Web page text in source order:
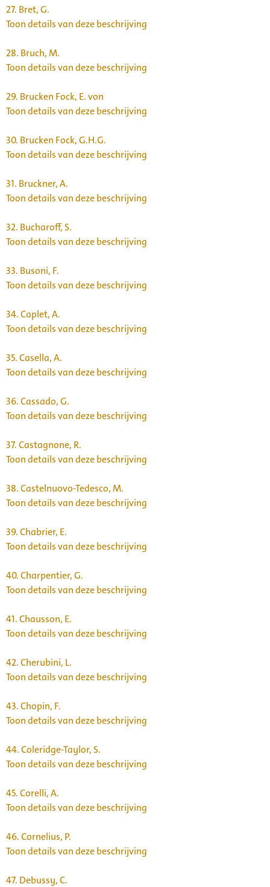
27. Bret, G.
Toon details van deze beschrijving
28. Bruch, M.
Toon details van deze beschrijving
29. Brucken Fock, E. von
Toon details van deze beschrijving
30. Brucken Fock, G.H.G.
Toon details van deze beschrijving
31. Bruckner, A.
Toon details van deze beschrijving
32. Bucharoff, S.
Toon details van deze beschrijving
33. Busoni, F.
Toon details van deze beschrijving
34.Caplet, A.
Toon details van deze beschrijving
35.Casella, A.
Toon details van deze beschrijving
36.Cassado, G.
Toon details van deze beschrijving
37.Castagnone, R.
Toon details van deze beschrijving
38.Castelnuovo-Tedesco, M.
Toon details van deze beschrijving
39.Chabrier, E.
Toon details van deze beschrijving
40.Charpentier, G.
Toon details van deze beschrijving
41.Chausson, E.
Toon details van deze beschrijving
42.Cherubini, L.
Toon details van deze beschrijving
43.Chopin, F.
Toon details van deze beschrijving
44.Coleridge-Taylor, S.
Toon details van deze beschrijving
45.Corelli, A.
Toon details van deze beschrijving
46.Cornelius, P.
Toon details van deze beschrijving
47. Debussy, C.